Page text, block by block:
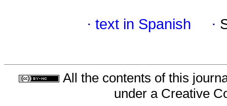
· text in Spanish ·
All the contents of this
under a Creative